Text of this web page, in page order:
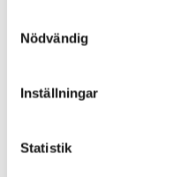
Nödvändig
Inställningar
Statistik
Lördag 8 Augusti Kl 12:30
Guidad visning